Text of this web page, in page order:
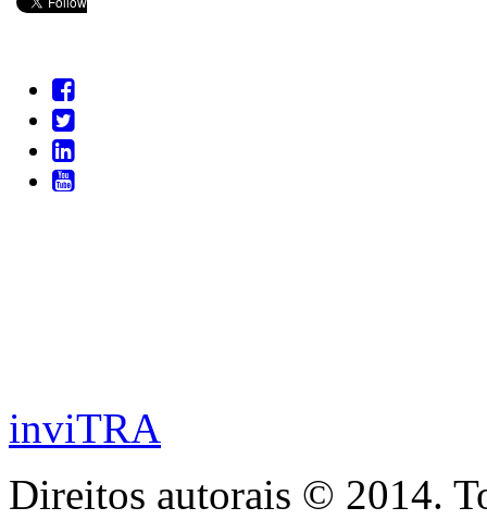
inviTRA
Direitos autorais © 2014.